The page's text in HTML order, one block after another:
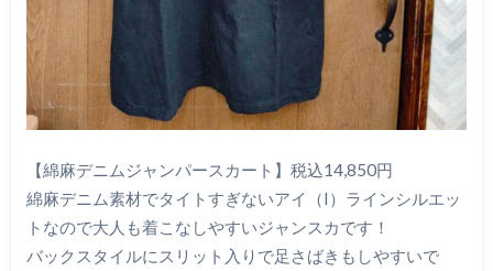
【綿麻デニムジャンパースカート】税込14,850円
綿麻デニム素材でタイトすぎないアイ（I）ラインシルエッ
トなので大人も着こなしやすいジャンスカです！
バックスタイルにスリット入りで足さばきもしやすいで